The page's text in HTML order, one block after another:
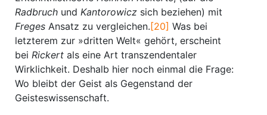
Radbruch und Kantorowicz sich beziehen) mit
Freges Ansatz zu vergleichen. [20] Was bei
letzterem zur »dritten Welt« gehört, erscheint
bei Rickert als eine Art transzendentaler
Wirklichkeit. Deshalb hier noch einmal die Frage:
Wo bleibt der Geist als Gegenstand der
Geisteswissenschaft.